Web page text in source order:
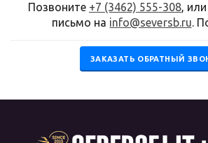
Позвоните +7 (3462) 555-308,
письмо на info@seversb.ru.
ЗАКАЗАТЬ ОБРАТНЫЙ